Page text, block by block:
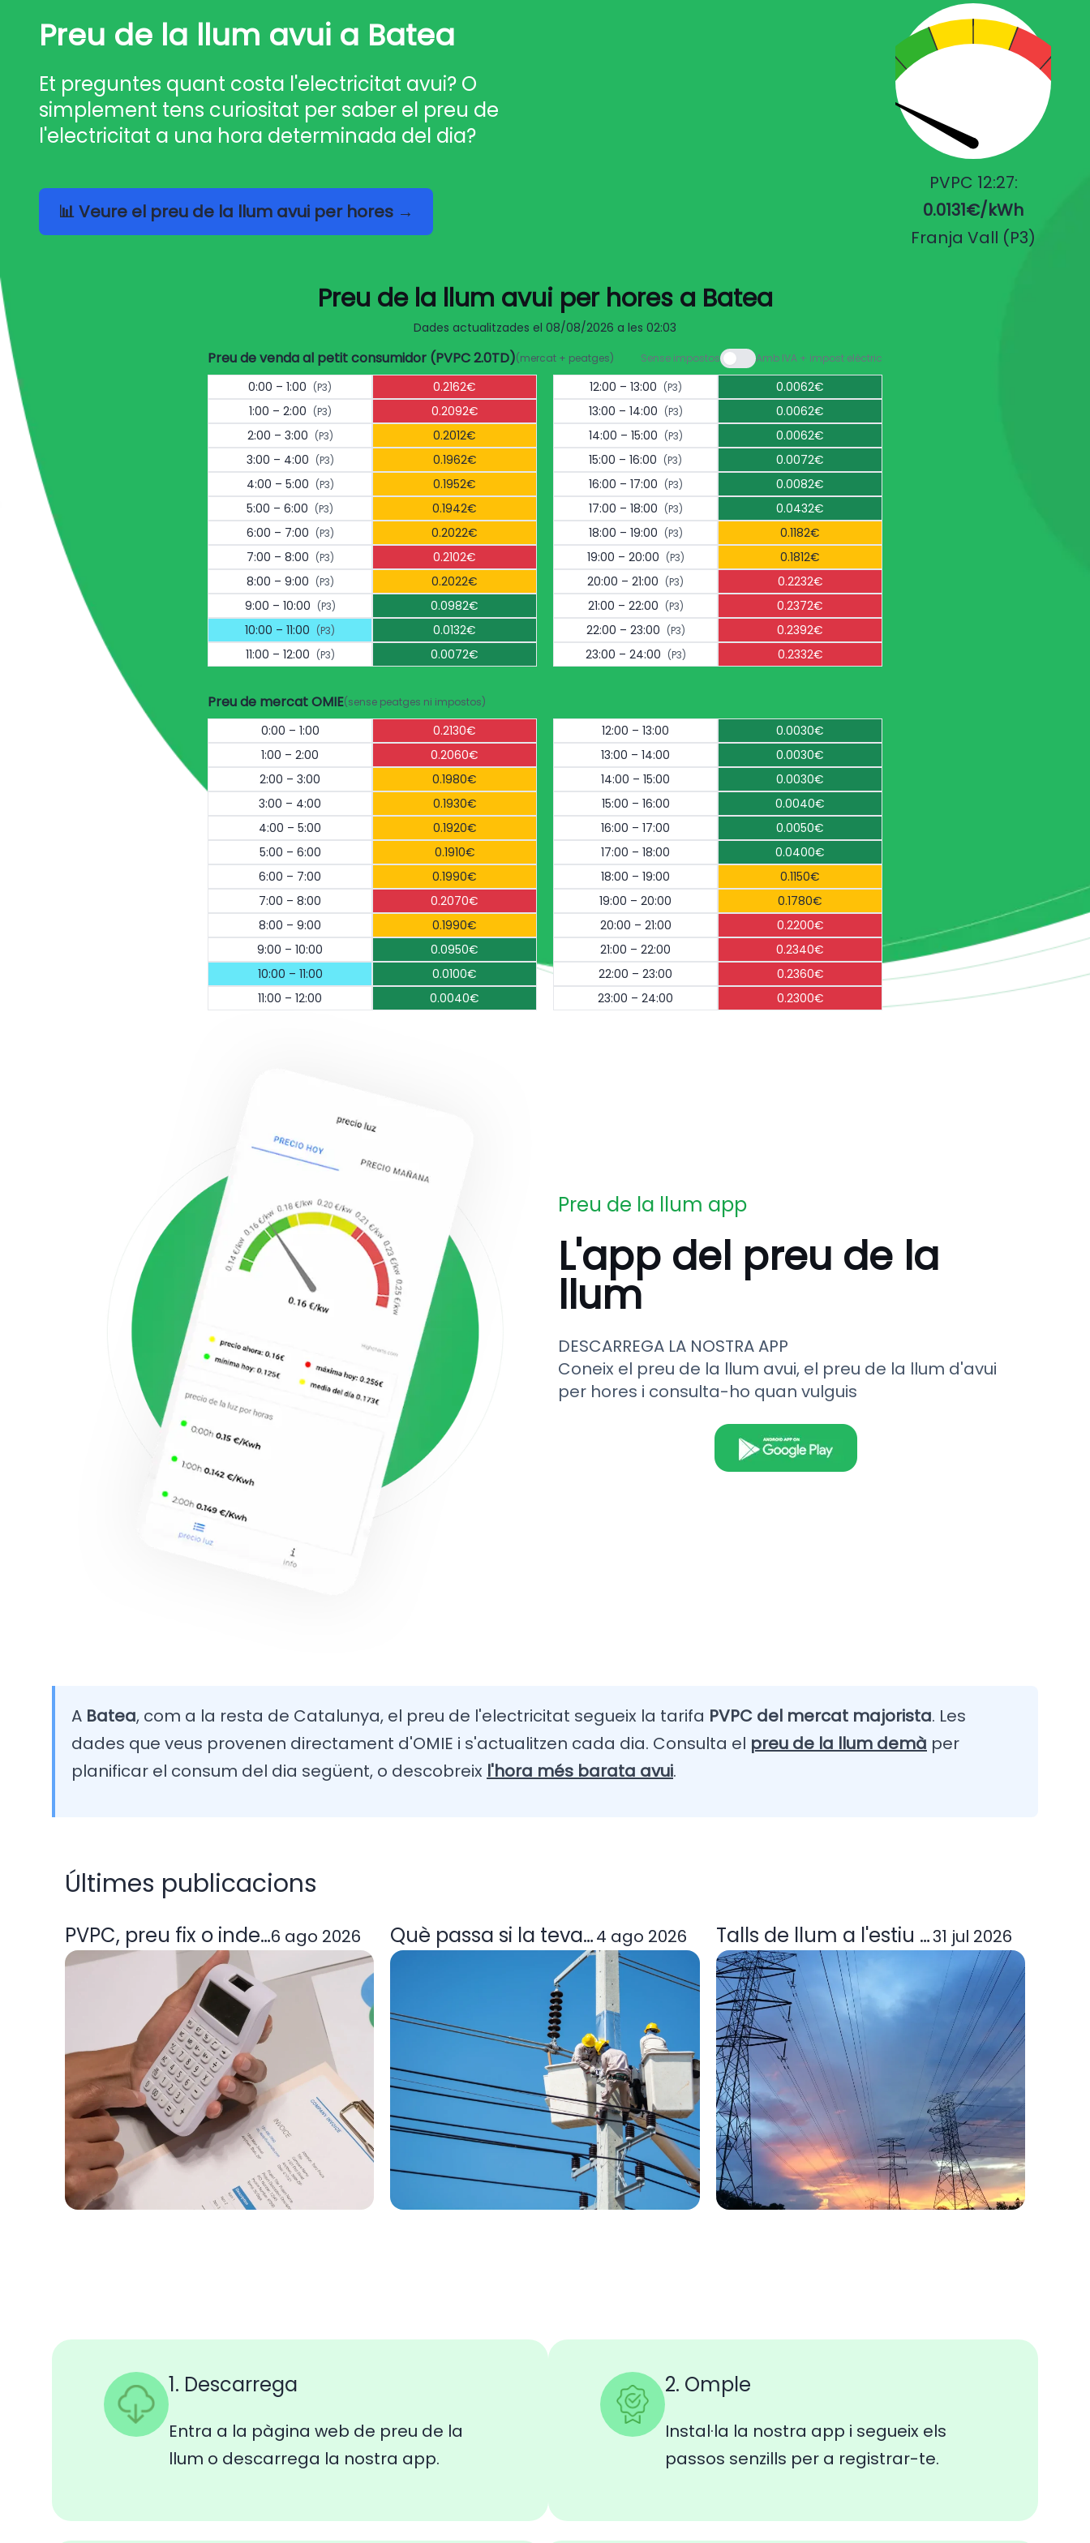
Preu de la llum avui a Batea
Et preguntes quant costa l'electricitat avui? O
simplement tens curiositat per saber el preu de
l'electricitat a una hora determinada del dia?
📊 Veure el preu de la llum avui per hores →
PVPC 12:27:
0.0131€/kWh
Franja Vall (P3)
Preu de la llum avui per hores a Batea
Dades actualitzades el 08/08/2026 a les 02:03
Preu de venda al petit consumidor (PVPC 2.0TD)(mercat + peatges) Sense impostos Amb IVA + impost elèctric
0:00 – 1:00 (P3)
0.2162€
1:00 – 2:00 (P3)
0.2092€
2:00 – 3:00 (P3)
0.2012€
3:00 – 4:00 (P3)
0.1962€
4:00 – 5:00 (P3)
0.1952€
5:00 – 6:00 (P3)
0.1942€
6:00 – 7:00 (P3)
0.2022€
7:00 – 8:00 (P3)
0.2102€
8:00 – 9:00 (P3)
0.2022€
9:00 – 10:00 (P3)
0.0982€
10:00 – 11:00 (P3)
0.0132€
11:00 – 12:00 (P3) 0.0072€
12:00 – 13:00 (P3)
0.0062€
13:00 – 14:00 (P3)
0.0062€
14:00 – 15:00 (P3)
0.0062€
15:00 – 16:00 (P3)
0.0072€
16:00 – 17:00 (P3)
0.0082€
17:00 – 18:00 (P3)
0.0432€
18:00 – 19:00 (P3)
0.1182€
19:00 – 20:00 (P3)
0.1812€
20:00 – 21:00 (P3)
0.2232€
21:00 – 22:00 (P3)
0.2372€
22:00 – 23:00 (P3)
0.2392€
23:00 – 24:00 (P3) 0.2332€
Preu de mercat OMIE(sense peatges ni impostos)
0:00 – 1:00
0.2130€
1:00 – 2:00
0.2060€
2:00 – 3:00
0.1980€
3:00 – 4:00
0.1930€
4:00 – 5:00
0.1920€
5:00 – 6:00
0.1910€
6:00 – 7:00
0.1990€
7:00 – 8:00
0.2070€
8:00 – 9:00
0.1990€
9:00 – 10:00
0.0950€
10:00 – 11:00
0.0100€
11:00 – 12:00
0.0040€
12:00 – 13:00
0.0030€
13:00 – 14:00
0.0030€
14:00 – 15:00
0.0030€
15:00 – 16:00
0.0040€
16:00 – 17:00
0.0050€
17:00 – 18:00
0.0400€
18:00 – 19:00
0.1150€
19:00 – 20:00
0.1780€
20:00 – 21:00
0.2200€
21:00 – 22:00
0.2340€
22:00 – 23:00
0.2360€
23:00 – 24:00
0.2300€
Preu de la llum app
L'app del preu de la
llum
DESCARREGA LA NOSTRA APP
Coneix el preu de la llum avui, el preu de la llum d'avui
per hores i consulta-ho quan vulguis
A Batea, com a la resta de Catalunya, el preu de l'electricitat segueix la tarifa PVPC del mercat majorista. Les
dades que veus provenen directament d'OMIE i s'actualitzen cada dia. Consulta el preu de la llum demà per
planificar el consum del dia següent, o descobreix l'hora més barata avui.
Últimes publicacions
PVPC, preu fix o indexada: quina tarifa de llum et convé
6 ago 2026 Què passa si la teva comercialitzadora elèctrica deixa d'operar? Guia
4 ago 2026 Talls de llum a l'estiu 2026: per què
31 jul 2026
1. Descarrega
Entra a la pàgina web de preu de la
llum o descarrega la nostra app.
2. Omple
Instal·la la nostra app i segueix els
passos senzills per a registrar-te.